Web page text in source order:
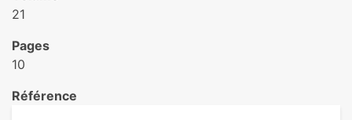
21
Pages
10
Référence